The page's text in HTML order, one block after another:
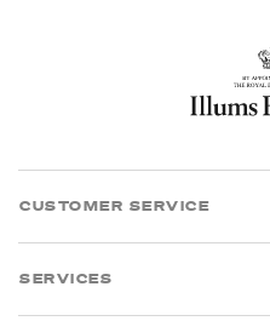
CUSTOMER SERVICE
SERVICES